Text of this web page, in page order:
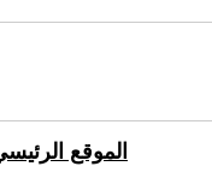
الموقع